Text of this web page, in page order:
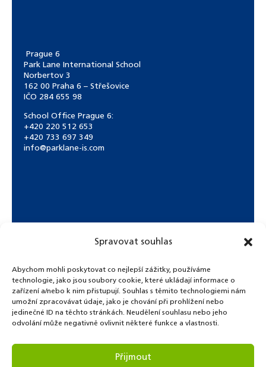
Spravovat souhlas
Abychom mohli poskytovat co nejlepší zážitky, používáme
technologie, jako jsou soubory cookie, které ukládají informace o
zařízení a/nebo k nim přistupují. Souhlas s těmito technologiemi nám
umožní zpracovávat údaje, jako je chování při prohlížení nebo
jedinečné ID na těchto stránkách. Neudělení souhlasu nebo jeho
odvolání může negativně ovlivnit některé funkce a vlastnosti.
Přijmout
Prague 6
Park Lane International School
Norbertov 3
162 00 Praha 6 – Střešovice
IČO 284 655 98
School Office Prague 6:
+420 220 512 653
+420 733 697 349
info@parklane-is.com